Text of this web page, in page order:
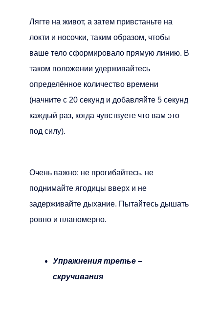
Лягте на живот, а затем привстаньте на
локти и носочки, таким образом, чтобы
ваше тело сформировало прямую линию. В
таком положении удерживайтесь
определённое количество времени
(начните с 20 секунд и добавляйте 5 секунд
каждый раз, когда чувствуете что вам это
под силу).
Очень важно: не прогибайтесь, не
поднимайте ягодицы вверх и не
задерживайте дыхание. Пытайтесь дышать
ровно и планомерно.
Упражнения третье –
скручивания